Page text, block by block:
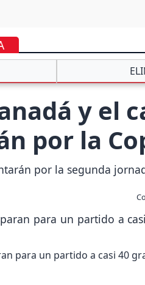
y el
por la
por la segunda
para un partido a casi 40